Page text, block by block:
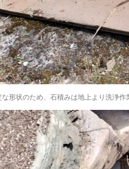
形状のため、石積みは地上より洗浄作